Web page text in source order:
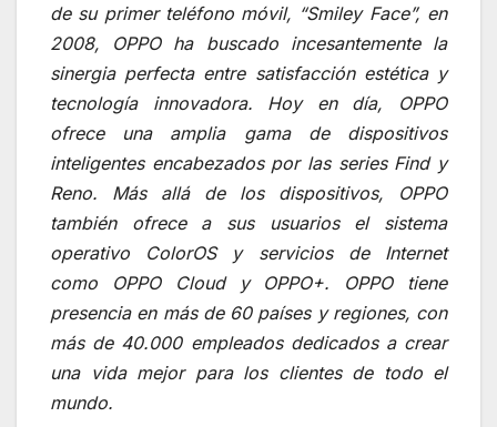
de su primer teléfono móvil, “Smiley Face”, en
2008, OPPO ha buscado incesantemente la
sinergia perfecta entre satisfacción estética y
tecnología innovadora. Hoy en día, OPPO
ofrece una amplia gama de dispositivos
inteligentes encabezados por las series Find y
Reno. Más allá de los dispositivos, OPPO
también ofrece a sus usuarios el sistema
operativo ColorOS y servicios de Internet
como OPPO Cloud y OPPO+. OPPO tiene
presencia en más de 60 países y regiones, con
más de 40.000 empleados dedicados a crear
una vida mejor para los clientes de todo el
mundo.